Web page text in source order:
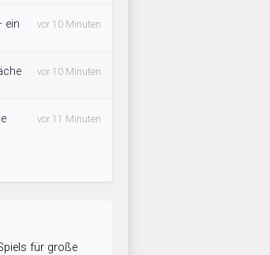
ein
vor 10 Minuten
vor 10 Minuten
vor 11 Minuten
für große